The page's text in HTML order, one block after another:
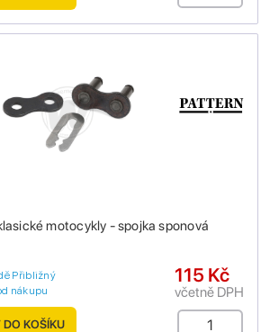
motocykly - spojka sponová
Přibližný
nákupu
115 Kč
včetně DPH
DO KOŠÍKU